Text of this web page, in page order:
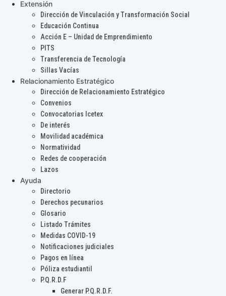
Extensión
Dirección de Vinculación y Transformación Social
Educación Continua
Acción E – Unidad de Emprendimiento
PITS
Transferencia de Tecnología
Sillas Vacías
Relacionamiento Estratégico
Dirección de Relacionamiento Estratégico
Convenios
Convocatorias Icetex
De interés
Movilidad académica
Normatividad
Redes de cooperación
Lazos
Ayuda
Directorio
Derechos pecunarios
Glosario
Listado Trámites
Medidas COVID-19
Notificaciones judiciales
Pagos en línea
Póliza estudiantil
P.Q.R.D.F
Generar P.Q.R.D.F.